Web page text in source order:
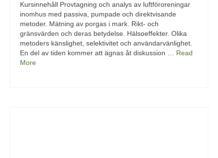
Kursinnehåll Provtagning och analys av luftföroreningar
inomhus med passiva, pumpade och direktvisande
metoder. Mätning av porgas i mark. Rikt- och
gränsvärden och deras betydelse. Hälsoeffekter. Olika
metoders känslighet, selektivitet och användarvänlighet.
En del av tiden kommer att ägnas åt diskussion … Read
More